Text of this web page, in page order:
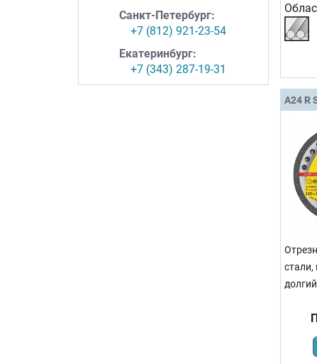
A24 R
стали,
Санкт-Петербург:
+7 (812) 921-23-54
Екатеринбург:
+7 (343) 287-19-31